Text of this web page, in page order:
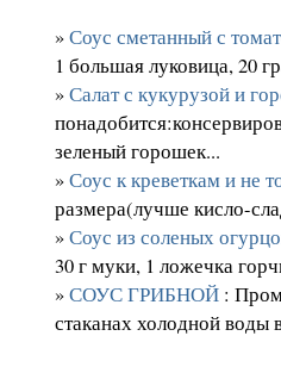
»Соус сметанный с
1 большая луковица, 20
»Салат с кукурузой и
зеленый горошек...
»Соус к креветкам и не
размера(лучше кисло-
»Соус из соленых
30 г муки, 1 ложечка
»СОУС ГРИБНОЙ :
стаканах холодной воды